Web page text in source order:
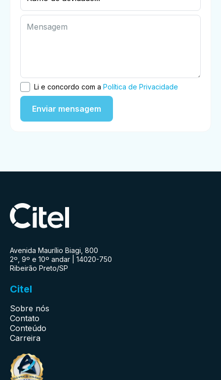
Li e concordo com a Política de Privacidade
Avenida Maurílio Biagi, 800
2º, 9º e 10º andar | 14020-750
Ribeirão Preto/SP
Citel
Sobre nós
Contato
Conteúdo
Carreira